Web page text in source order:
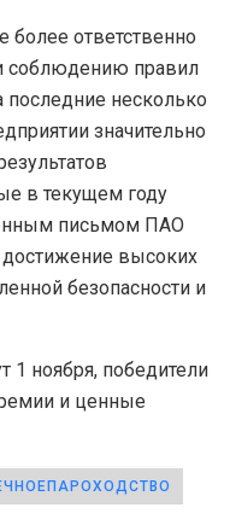
ответственно
соблюдению правил
последние несколько
значительно
в текущем году
письмом ПАО
высоких
безопасности и
1 ноября, победители
и ценные